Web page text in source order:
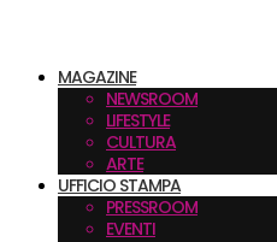
MAGAZINE
NEWSROOM
LIFESTYLE
CULTURA
ARTE
UFFICIO STAMPA
PRESSROOM
EVENTI